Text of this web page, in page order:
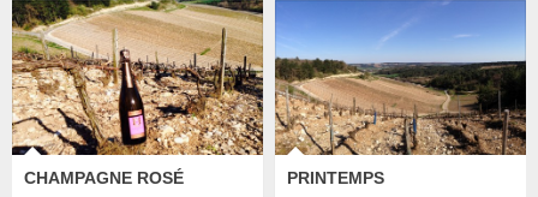
CHAMPAGNE ROSÉ PRINTEMPS